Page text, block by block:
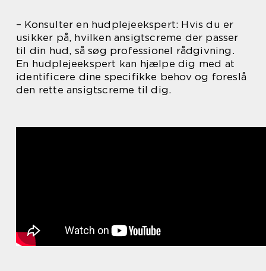
– Konsulter en hudplejeekspert: Hvis du er
usikker på, hvilken ansigtscreme der passer
til din hud, så søg professionel rådgivning.
En hudplejeekspert kan hjælpe dig med at
identificere dine specifikke behov og foreslå
den rette ansigtscreme til dig.